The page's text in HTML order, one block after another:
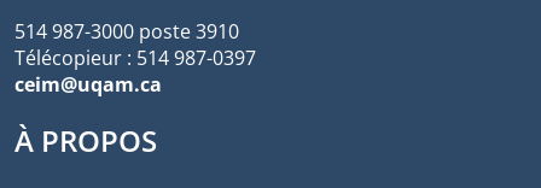
514 987-3000 poste 3910
Télécopieur : 514 987-0397
ceim@uqam.ca
À PROPOS